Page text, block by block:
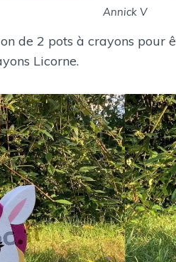
Annick V
de 2 pots à crayons pour
Licorne.